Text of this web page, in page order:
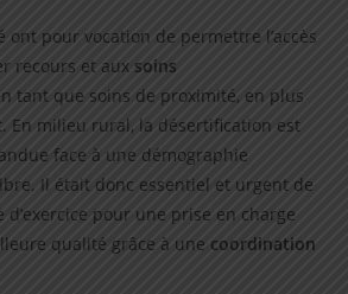
ont pour vocation de permettre l’accès
recours et aux soins
tant que soins de proximité, en plus
En milieu rural, la désertification est
face à une démographie
Il était donc essentiel et urgent de
d’exercice pour une prise en charge
qualité grâce à une coordination